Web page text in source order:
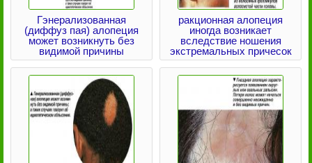
Гэнерализованная
(диффуз пая) алопеция
может возникнуть без
видимой причины
ракционная алопеция
иногда возникает
вследствие ношения
экстремальных причесок